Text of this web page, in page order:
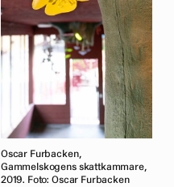
Oscar Furbacken,
Gammelskogens skattkammare,
2019. Foto: Oscar Furbacken